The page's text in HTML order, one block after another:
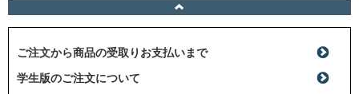
ご注文から商品の受取りお支払いまで
学生版のご注文について